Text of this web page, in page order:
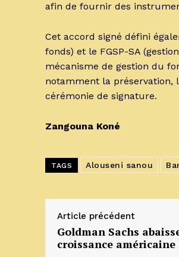
afin de fournir des
Cet accord signé défini
fonds) et le FGSP-SA
mécanisme de gestion du
notamment la préservation,
cérémonie de signature.
Zangouna Koné
TAGS Alouseni sanou
Article précédent
Goldman Sachs
croissance